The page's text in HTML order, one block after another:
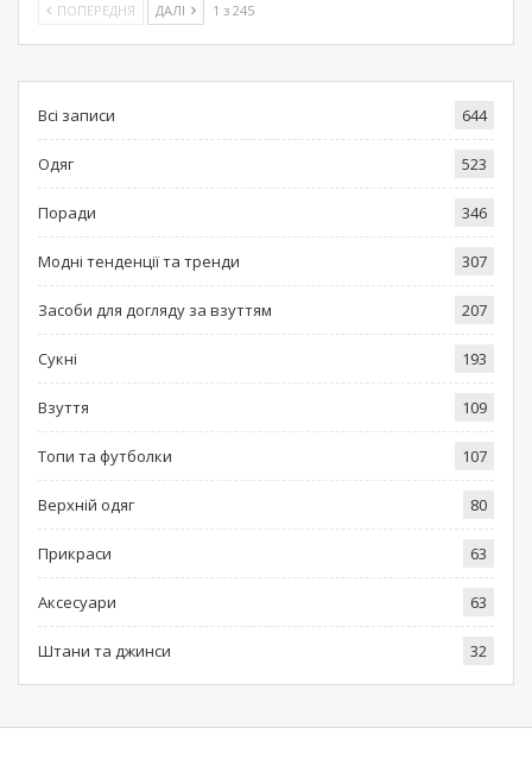
ПОПЕРЕДНЯ ДАЛІ 1 з 245
Всі записи 644
Одяг 523
Поради 346
Модні тенденції та тренди 307
Засоби для догляду за взуттям 207
Сукні 193
Взуття 109
Топи та футболки 107
Верхній одяг 80
Прикраси 63
Аксесуари 63
Штани та джинси 32